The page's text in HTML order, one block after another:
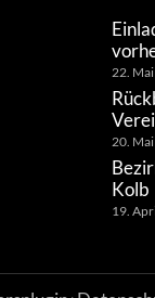
22.
20.
Kolb
19.